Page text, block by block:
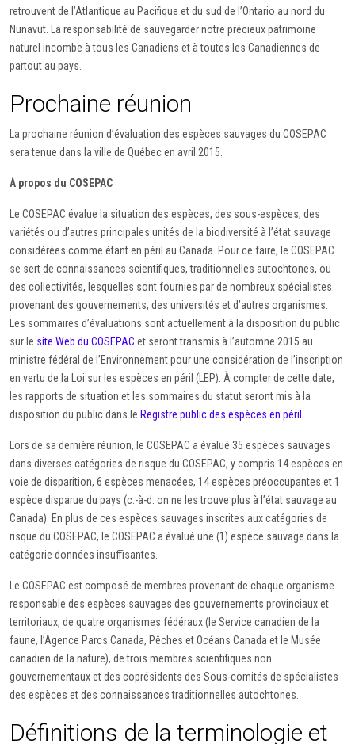
retrouvent de l’Atlantique au Pacifique et du sud de l’Ontario au nord du
Nunavut. La responsabilité de sauvegarder notre précieux patrimoine
naturel incombe à tous les Canadiens et à toutes les Canadiennes de
partout au pays.
Prochaine réunion
La prochaine réunion d’évaluation des espèces sauvages du COSEPAC
sera tenue dans la ville de Québec en avril 2015.
À propos du COSEPAC
Le COSEPAC évalue la situation des espèces, des sous-espèces, des
variétés ou d’autres principales unités de la biodiversité à l’état sauvage
considérées comme étant en péril au Canada. Pour ce faire, le COSEPAC
se sert de connaissances scientifiques, traditionnelles autochtones, ou
des collectivités, lesquelles sont fournies par de nombreux spécialistes
provenant des gouvernements, des universités et d’autres organismes.
Les sommaires d’évaluations sont actuellement à la disposition du public
sur le site Web du COSEPAC et seront transmis à l’automne 2015 au
ministre fédéral de l’Environnement pour une considération de l’inscription
en vertu de la Loi sur les espèces en péril (LEP). À compter de cette date,
les rapports de situation et les sommaires du statut seront mis à la
disposition du public dans le Registre public des espèces en péril.
Lors de sa dernière réunion, le COSEPAC a évalué 35 espèces sauvages
dans diverses catégories de risque du COSEPAC, y compris 14 espèces en
voie de disparition, 6 espèces menacées, 14 espèces préoccupantes et 1
espèce disparue du pays (c.-à-d. on ne les trouve plus à l’état sauvage au
Canada). En plus de ces espèces sauvages inscrites aux catégories de
risque du COSEPAC, le COSEPAC a évalué une (1) espèce sauvage dans la
catégorie données insuffisantes.
Le COSEPAC est composé de membres provenant de chaque organisme
responsable des espèces sauvages des gouvernements provinciaux et
territoriaux, de quatre organismes fédéraux (le Service canadien de la
faune, l’Agence Parcs Canada, Pêches et Océans Canada et le Musée
canadien de la nature), de trois membres scientifiques non
gouvernementaux et des coprésidents des Sous-comités de spécialistes
des espèces et des connaissances traditionnelles autochtones.
Définitions de la terminologie et